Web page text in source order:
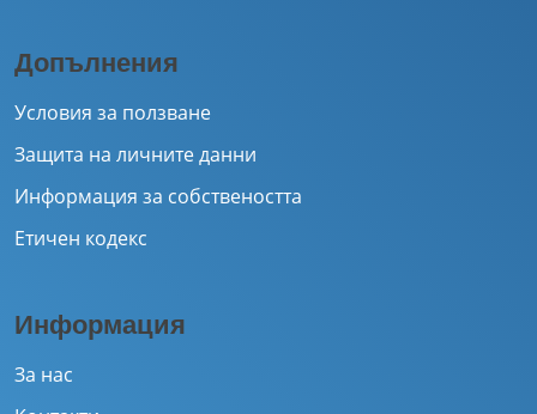
Допълнения
Условия за ползване
Защита на личните данни
Информация за собствеността
Етичен кодекс
Информация
За нас